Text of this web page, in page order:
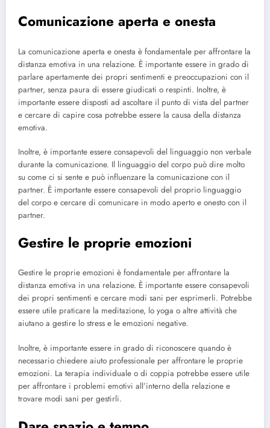
Comunicazione aperta e onesta
La comunicazione aperta e onesta è fondamentale per affrontare la
distanza emotiva in una relazione. È importante essere in grado di
parlare apertamente dei propri sentimenti e preoccupazioni con il
partner, senza paura di essere giudicati o respinti. Inoltre, è
importante essere disposti ad ascoltare il punto di vista del partner
e cercare di capire cosa potrebbe essere la causa della distanza
emotiva.
Inoltre, è importante essere consapevoli del linguaggio non verbale
durante la comunicazione. Il linguaggio del corpo può dire molto
su come ci si sente e può influenzare la comunicazione con il
partner. È importante essere consapevoli del proprio linguaggio
del corpo e cercare di comunicare in modo aperto e onesto con il
partner.
Gestire le proprie emozioni
Gestire le proprie emozioni è fondamentale per affrontare la
distanza emotiva in una relazione. È importante essere consapevoli
dei propri sentimenti e cercare modi sani per esprimerli. Potrebbe
essere utile praticare la meditazione, lo yoga o altre attività che
aiutano a gestire lo stress e le emozioni negative.
Inoltre, è importante essere in grado di riconoscere quando è
necessario chiedere aiuto professionale per affrontare le proprie
emozioni. La terapia individuale o di coppia potrebbe essere utile
per affrontare i problemi emotivi all’interno della relazione e
trovare modi sani per gestirli.